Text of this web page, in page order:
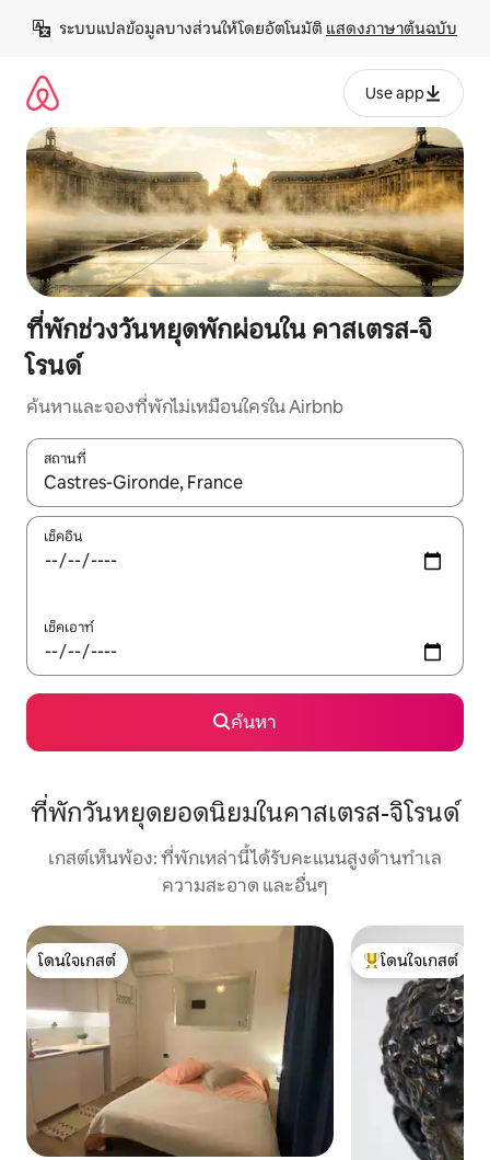
เนื้อหา
ระบบแปลข้อมูลบางส่วนให้โดยอัตโนมัติ แสดงภาษาต้นฉบับ
Use app
ที่พักช่วงวันหยุดพักผ่อนใน คาสเตรส-จิ
โรนด์
ค้นหาและจองที่พักไม่เหมือนใครใน Airbnb
สถานที่
ใช้ลูกศรขึ้นลง หรือใช้การสัมผัสหรือปัด เพื่อสำรวจผลการค้นหา
เช็คอิน
เช็คเอาท์
ค้นหา
ที่พักวันหยุดยอดนิยมในคาสเตรส-จิโรนด์
เกสต์เห็นพ้อง: ที่พักเหล่านี้ได้รับคะแนนสูงด้านทำเล
ความสะอาด และอื่นๆ
โดนใจเกสต์
โดนใจเกสต์
โดนใจเกสต์ที่สุด
โดนใจเกสต์